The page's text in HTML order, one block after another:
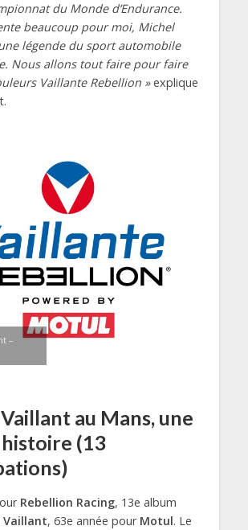
du Monde d’Endurance.
beaucoup pour moi, Michel
légende du sport automobile
Nous allons tout faire pour faire
Vaillante Rebellion »explique
–
au Mans, une
(13
Rebellion Racing, 13e album
Vaillant, 63e année pour Motul. Le